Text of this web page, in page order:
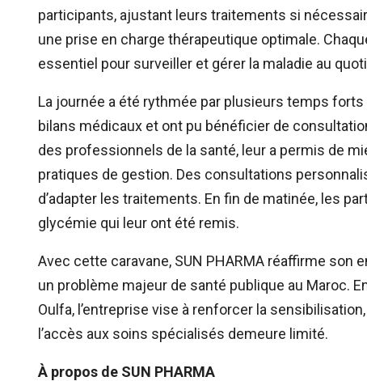
participants, ajustant leurs traitements si
une prise en charge thérapeutique optimale.
essentiel pour surveiller et gérer la maladie au
La journée a été rythmée par plusieurs temps
bilans médicaux et ont pu bénéficier de
des professionnels de la santé, leur a permis de
pratiques de gestion. Des consultations
d’adapter les traitements. En fin de matinée, les
glycémie qui leur ont été remis.
Avec cette caravane, SUN PHARMA réaffirme
un problème majeur de santé publique au Maroc.
Oulfa, l’entreprise vise à renforcer la
l’accès aux soins spécialisés demeure limité.
À propos de SUN PHARMA